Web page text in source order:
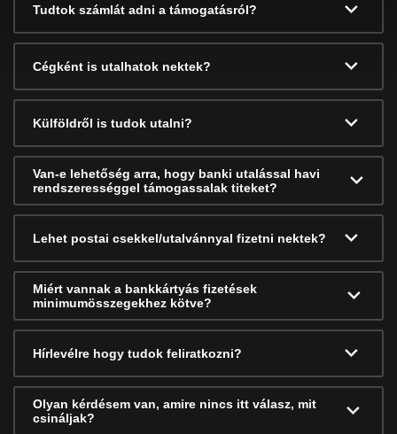
Tudtok számlát adni a támogatásról?
Cégként is utalhatok nektek?
Külföldről is tudok utalni?
Van-e lehetőség arra, hogy banki utalással havi
rendszerességgel támogassalak titeket?
Lehet postai csekkel/utalvánnyal fizetni nektek?
Miért vannak a bankkártyás fizetések
minimumösszegekhez kötve?
Hírlevélre hogy tudok feliratkozni?
Olyan kérdésem van, amire nincs itt válasz, mit
csináljak?